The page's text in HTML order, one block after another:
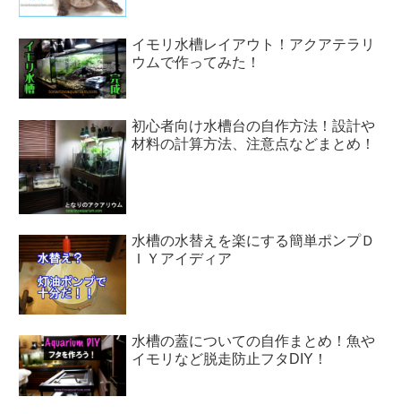
イモリ水槽レイアウト！アクアテラリ
ウムで作ってみた！
初心者向け水槽台の自作方法！設計や
材料の計算方法、注意点などまとめ！
水槽の水替えを楽にする簡単ポンプＤ
ＩＹアイディア
水槽の蓋についての自作まとめ！魚や
イモリなど脱走防止フタDIY！